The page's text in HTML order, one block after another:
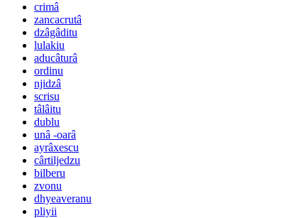
crimâ
zancacrutâ
dzâgâditu
lulakiu
aducâturâ
ordinu
njidzâ
scrisu
tâlâitu
dublu
unâ -oarâ
ayrâxescu
cârtiljedzu
bilberu
zvonu
dhyeaveranu
pliyii